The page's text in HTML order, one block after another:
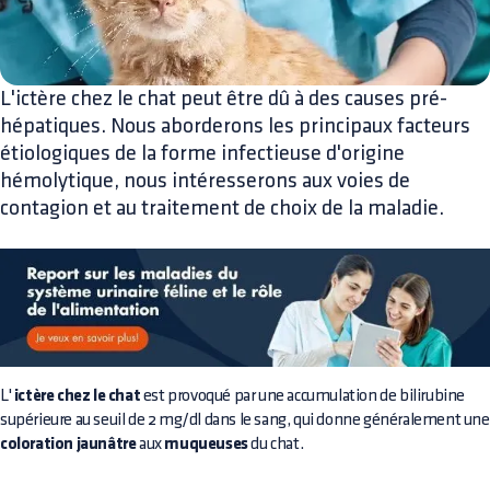
L'ictère chez le chat peut être dû à des causes pré-
hépatiques. Nous aborderons les principaux facteurs
étiologiques de la forme infectieuse d'origine
hémolytique, nous intéresserons aux voies de
contagion et au traitement de choix de la maladie.
L' ictère chez le chat est provoqué par une accumulation de bilirubine
supérieure au seuil de 2 mg/dl dans le sang, qui donne généralement une
coloration jaunâtreaux muqueusesdu chat.